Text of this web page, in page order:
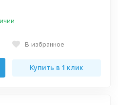
В избранное
Купить в 1 клик